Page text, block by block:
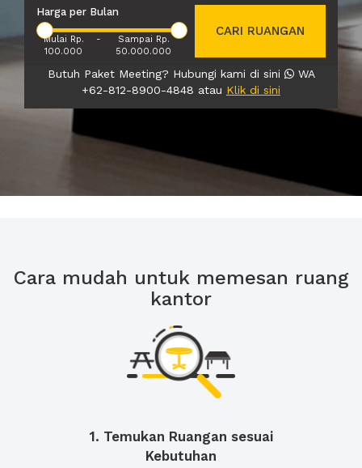
Harga per Bulan
Mulai Rp.
100.000
-
Sampai Rp.
50.000.000
CARI RUANGAN
Butuh Paket Meeting? Hubungi kami di sini
WA
+62-812-8900-4848 atau Klik di sini
Cara mudah untuk memesan ruang
kantor
1. Temukan Ruangan sesuai
Kebutuhan